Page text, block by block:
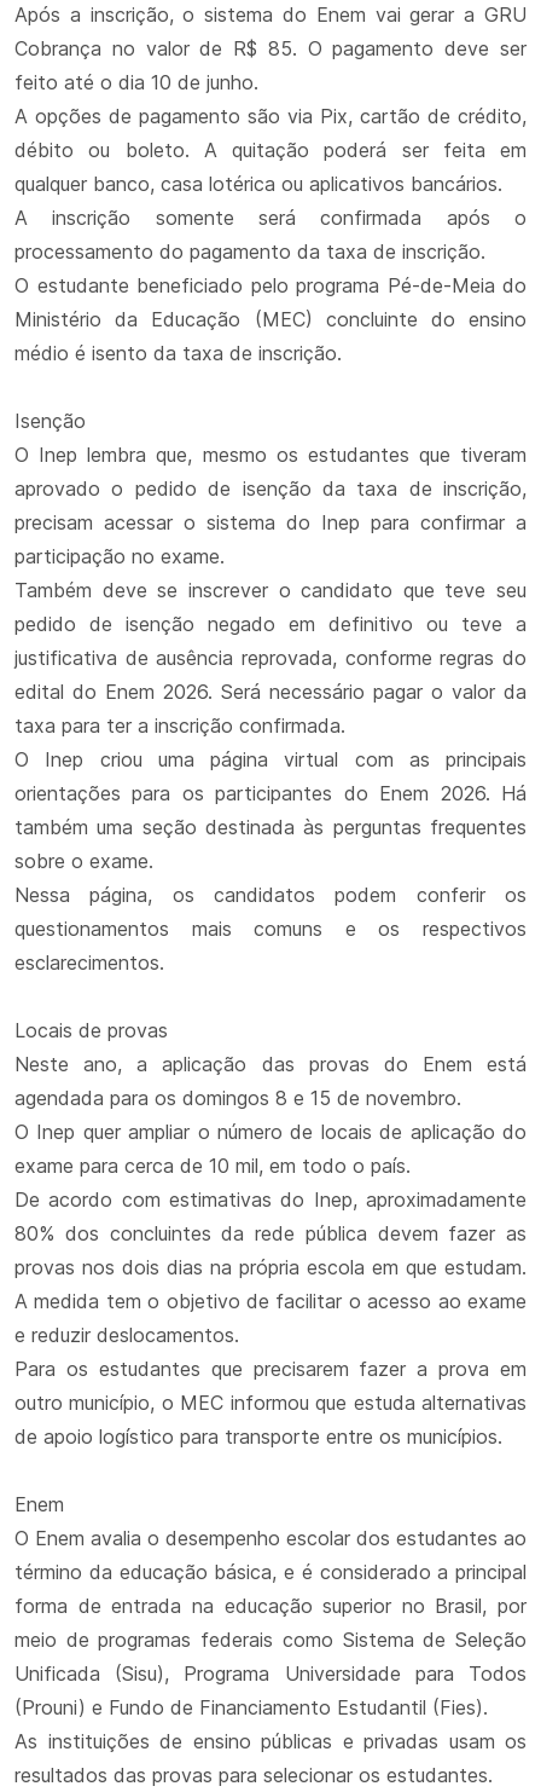
Após a inscrição, o sistema do Enem vai gerar a GRU
Cobrança no valor de R$ 85. O pagamento deve ser
feito até o dia 10 de junho.
A opções de pagamento são via Pix, cartão de crédito,
débito ou boleto. A quitação poderá ser feita em
qualquer banco, casa lotérica ou aplicativos bancários.
A inscrição somente será confirmada após o
processamento do pagamento da taxa de inscrição.
O estudante beneficiado pelo programa Pé-de-Meia do
Ministério da Educação (MEC) concluinte do ensino
médio é isento da taxa de inscrição.
Isenção
O Inep lembra que, mesmo os estudantes que tiveram
aprovado o pedido de isenção da taxa de inscrição,
precisam acessar o sistema do Inep para confirmar a
participação no exame.
Também deve se inscrever o candidato que teve seu
pedido de isenção negado em definitivo ou teve a
justificativa de ausência reprovada, conforme regras do
edital do Enem 2026. Será necessário pagar o valor da
taxa para ter a inscrição confirmada.
O Inep criou uma página virtual com as principais
orientações para os participantes do Enem 2026. Há
também uma seção destinada às perguntas frequentes
sobre o exame.
Nessa página, os candidatos podem conferir os
questionamentos mais comuns e os respectivos
esclarecimentos.
Locais de provas
Neste ano, a aplicação das provas do Enem está
agendada para os domingos 8 e 15 de novembro.
O Inep quer ampliar o número de locais de aplicação do
exame para cerca de 10 mil, em todo o país.
De acordo com estimativas do Inep, aproximadamente
80% dos concluintes da rede pública devem fazer as
provas nos dois dias na própria escola em que estudam.
A medida tem o objetivo de facilitar o acesso ao exame
e reduzir deslocamentos.
Para os estudantes que precisarem fazer a prova em
outro município, o MEC informou que estuda alternativas
de apoio logístico para transporte entre os municípios.
Enem
O Enem avalia o desempenho escolar dos estudantes ao
término da educação básica, e é considerado a principal
forma de entrada na educação superior no Brasil, por
meio de programas federais como Sistema de Seleção
Unificada (Sisu), Programa Universidade para Todos
(Prouni) e Fundo de Financiamento Estudantil (Fies).
As instituições de ensino públicas e privadas usam os
resultados das provas para selecionar os estudantes.